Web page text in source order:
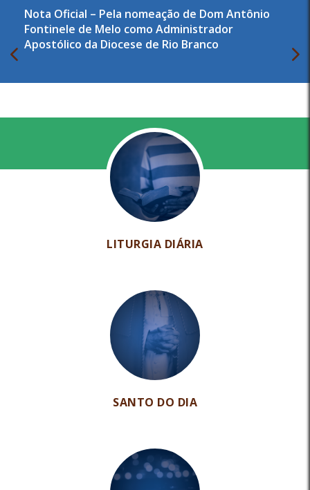
Nota Oficial – Pela nomeação de Dom Antônio
Fontinele de Melo como Administrador
Apostólico da Diocese de Rio Branco
LITURGIA DIÁRIA
SANTO DO DIA